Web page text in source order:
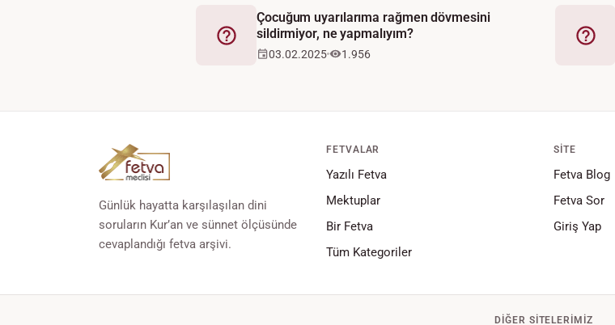
Fetva
Çocuğum uyarılarıma rağmen dövmesini
sildirmiyor, ne yapmalıyım?
03.02.2025 1.956
Fetva
Günlük hayatta karşılaşılan dini
soruların Kur’an ve sünnet ölçüsünde
cevaplandığı fetva arşivi.
FETVALAR
Yazılı Fetva
Mektuplar
Bir Fetva
Tüm Kategoriler
SITE
Fetva Blog
Fetva Sor
Giriş Yap
DIĞER SITELERIMIZ